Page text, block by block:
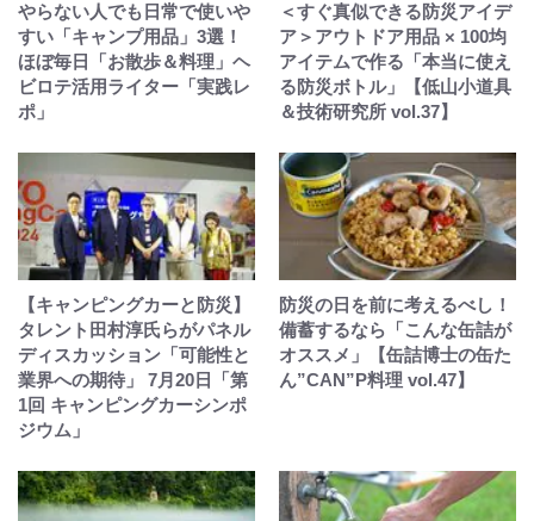
やらない人でも日常で使いや
すい「キャンプ用品」3選！
ほぼ毎日「お散歩＆料理」ヘ
ビロテ活用ライター「実践レ
ポ」
＜すぐ真似できる防災アイデ
ア＞アウトドア用品 × 100均
アイテムで作る「本当に使え
る防災ボトル」【低山小道具
＆技術研究所 vol.37】
【キャンピングカーと防災】
タレント田村淳氏らがパネル
ディスカッション「可能性と
業界への期待」 7月20日「第
1回 キャンピングカーシンポ
ジウム」
防災の日を前に考えるべし！
備蓄するなら「こんな缶詰が
オススメ」【缶詰博士の缶た
ん”CAN”P料理 vol.47】